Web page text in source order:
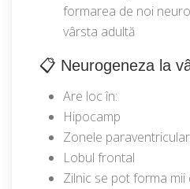
formarea de noi
vârsta adultă
📋 Neurogeneza la
Are loc în:
Hipocamp
Zonele
Lobul frontal
Zilnic se pot forma